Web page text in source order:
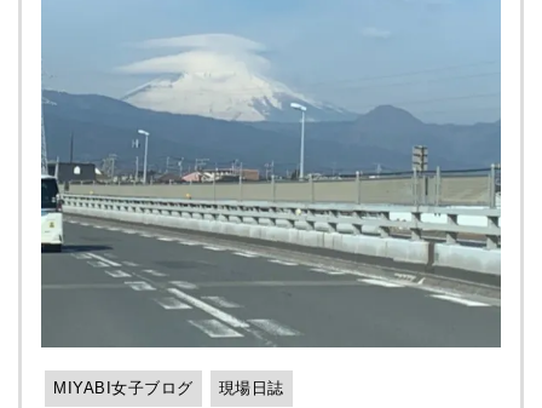
専門家にしっかり相談し ご自身の家の屋根に合っ
た メンテナンスをしてあげてくださいね😆💕 屋
根塗装・外壁塗装の事 ご自宅のことでお困りの際
は 是非❗️ 雅へお気軽にご相談ください❗️ ✅ 話しを聞
くだけでもOK👌🏻 ✅ お見積もりだけでもOK👌🏻 ま
ずは無料診断から❗️ お待ちしております🌟
も大きなソテツの木を撤去する 作業から始まりま
した！！！ （田嶋さん・尾形さんにて施工）
（撤去前） お隣のお宅様を汚してしまわないよ
う、 試行錯誤しながらなんとか無事に 撤去するこ
とができました！ （撤去後） そしていよいよ足
場組立です！！！ その後は、建物全体の高圧洗
浄→ 外壁・付帯部の塗装→ 屋根カバー工事→ 足場
解体の流れとなります👷！！ （高圧洗浄風景）
（ケレン・下地処理風景） （外壁塗装作業
風景） 今回外壁塗装で使用した塗料は AGC ボン
フロンライトＳＲクリヤー となっております！
（付帯部塗装風景 上塗り） （屋根カバー工
MIYABI女子ブログ 現場日誌